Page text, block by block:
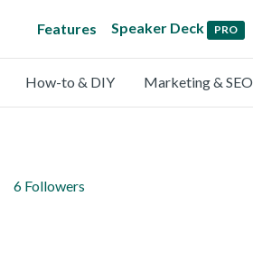
Features Speaker Deck PRO
How-to & DIY Marketing & SEO
6 Followers